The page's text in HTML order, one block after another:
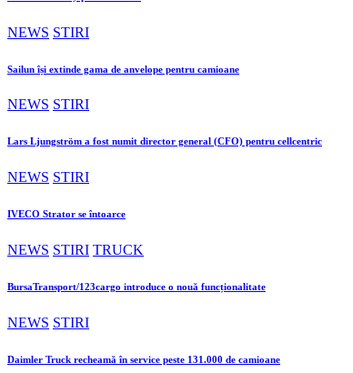
NEWS STIRI
Sailun își extinde gama de anvelope pentru camioane
NEWS STIRI
Lars Ljungström a fost numit director general (CFO) pentru cellcentric
NEWS STIRI
IVECO Strator se întoarce
NEWS STIRI TRUCK
BursaTransport/123cargo introduce o nouă funcționalitate
NEWS STIRI
Daimler Truck recheamă în service peste 131.000 de camioane